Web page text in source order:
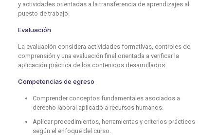
y actividades orientadas a la transferencia de aprendizajes al
puesto de trabajo.
Evaluación
La evaluación considera actividades formativas, controles de
comprensión y una evaluación final orientada a verificar la
aplicación práctica de los contenidos desarrollados.
Competencias de egreso
Comprender conceptos fundamentales asociados a
derecho laboral aplicado a recursos humanos.
Aplicar procedimientos, herramientas y criterios prácticos
según el enfoque del curso.